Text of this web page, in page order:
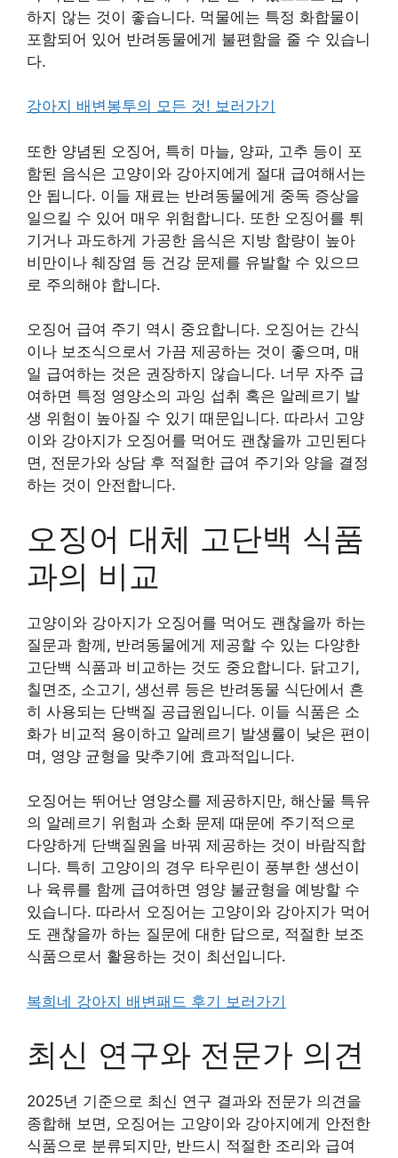
하지 않는 것이 좋습니다. 먹물에는 특정 화합물이
포함되어 있어 반려동물에게 불편함을 줄 수 있습니
다.
강아지 배변봉투의 모든 것! 보러가기
또한 양념된 오징어, 특히 마늘, 양파, 고추 등이 포
함된 음식은 고양이와 강아지에게 절대 급여해서는
안 됩니다. 이들 재료는 반려동물에게 중독 증상을
일으킬 수 있어 매우 위험합니다. 또한 오징어를 튀
기거나 과도하게 가공한 음식은 지방 함량이 높아
비만이나 췌장염 등 건강 문제를 유발할 수 있으므
로 주의해야 합니다.
오징어 급여 주기 역시 중요합니다. 오징어는 간식
이나 보조식으로서 가끔 제공하는 것이 좋으며, 매
일 급여하는 것은 권장하지 않습니다. 너무 자주 급
여하면 특정 영양소의 과잉 섭취 혹은 알레르기 발
생 위험이 높아질 수 있기 때문입니다. 따라서 고양
이와 강아지가 오징어를 먹어도 괜찮을까 고민된다
면, 전문가와 상담 후 적절한 급여 주기와 양을 결정
하는 것이 안전합니다.
오징어 대체 고단백 식품
과의 비교
고양이와 강아지가 오징어를 먹어도 괜찮을까 하는
질문과 함께, 반려동물에게 제공할 수 있는 다양한
고단백 식품과 비교하는 것도 중요합니다. 닭고기,
칠면조, 소고기, 생선류 등은 반려동물 식단에서 흔
히 사용되는 단백질 공급원입니다. 이들 식품은 소
화가 비교적 용이하고 알레르기 발생률이 낮은 편이
며, 영양 균형을 맞추기에 효과적입니다.
오징어는 뛰어난 영양소를 제공하지만, 해산물 특유
의 알레르기 위험과 소화 문제 때문에 주기적으로
다양하게 단백질원을 바꿔 제공하는 것이 바람직합
니다. 특히 고양이의 경우 타우린이 풍부한 생선이
나 육류를 함께 급여하면 영양 불균형을 예방할 수
있습니다. 따라서 오징어는 고양이와 강아지가 먹어
도 괜찮을까 하는 질문에 대한 답으로, 적절한 보조
식품으로서 활용하는 것이 최선입니다.
복희네 강아지 배변패드 후기 보러가기
최신 연구와 전문가 의견
2025년 기준으로 최신 연구 결과와 전문가 의견을
종합해 보면, 오징어는 고양이와 강아지에게 안전한
식품으로 분류되지만, 반드시 적절한 조리와 급여